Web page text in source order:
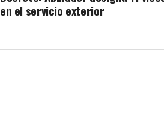
en el servicio exterior